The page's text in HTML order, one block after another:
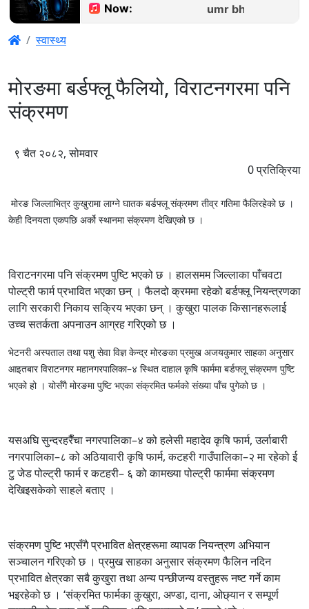
स्वास्थ्य
मोरङमा बर्डफ्लू फैलियो, विराटनगरमा पनि
संक्रमण
९ चैत २०८२, सोमवार
0प्रतिक्रिया
मोरङ जिल्लाभित्र कुखुरामा लाग्ने घातक बर्डफ्लू संक्रमण तीव्र गतिमा फैलिरहेको छ ।
केही दिनयता एकपछि अर्को स्थानमा संक्रमण देखिएको छ ।
विराटनगरमा पनि संक्रमण पुष्टि भएको छ । हालसमम जिल्लाका पाँचवटा
पोल्ट्री फार्म प्रभावित भएका छन् । फैलदो क्रममा रहेको बर्डफ्लू नियन्त्रणका
लागि सरकारी निकाय सक्रिय भएका छन् । कुखुरा पालक किसानहरूलाई
उच्च सतर्कता अपनाउन आग्रह गरिएको छ ।
भेटनरी अस्पताल तथा पशु सेवा विज्ञ केन्द्र मोरङका प्रमुख अजयकुमार साहका अनुसार
आइतबार विराटनगर महानगरपालिका–४ स्थित दाहाल कृषि फार्ममा बर्डफ्लू संक्रमण पुष्टि
भएको हो । योसँगै मोरङमा पुष्टि भएका संक्रमित फर्मको संख्या पाँच पुगेको छ ।
यसअघि सुन्दरहरैँचा नगरपालिका–४ को हलेसी महादेव कृषि फार्म, उर्लाबारी
नगरपालिका–८ को अठियावारी कृषि फार्म, कटहरी गाउँपालिका–२ मा रहेको ई
टु जेड पोल्ट्री फार्म र कटहरी– ६ को कामख्या पोल्ट्री फार्ममा संक्रमण
देखिइसकेको साहले बताए ।
संक्रमण पुष्टि भएसँगै प्रभावित क्षेत्रहरूमा व्यापक नियन्त्रण अभियान
सञ्चालन गरिएको छ । प्रमुख साहका अनुसार संक्रमण फैलिन नदिन
प्रभावित क्षेत्रका सबै कुखुरा तथा अन्य पन्छीजन्य वस्तुहरू नष्ट गर्ने काम
भइरहेको छ । ‘संक्रमित फार्मका कुखुरा, अण्डा, दाना, ओछ्यान र सम्पूर्ण